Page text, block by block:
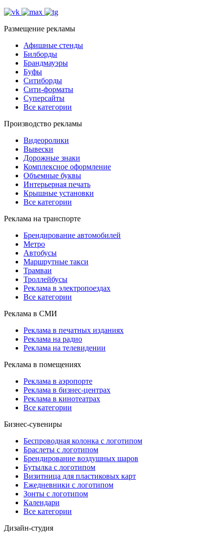
Размещение рекламы
Афишные стенды
Билборды
Брандмауэры
Буфы
Ситиборды
Сити-форматы
Суперсайты
Все категории
Производство рекламы
Видеоролики
Вывески
Дорожные знаки
Комплексное оформление
Объемные буквы
Интерьерная печать
Крышные установки
Все категории
Реклама на транспорте
Брендирование автомобилей
Метро
Автобусы
Маршрутные такси
Трамваи
Троллейбусы
Реклама в электропоездах
Все категории
Реклама в СМИ
Реклама в печатных изданиях
Реклама на радио
Реклама на телевидении
Реклама в помещениях
Реклама в аэропорте
Реклама в бизнес-центрах
Реклама в кинотеатрах
Все категории
Бизнес-сувениры
Беспроводная колонка с логотипом
Браслеты с логотипом
Брендирование воздушных шаров
Бутылка с логотипом
Визитница для пластиковых карт
Ежедневники с логотипом
Зонты с логотипом
Календари
Все категории
Дизайн-студия